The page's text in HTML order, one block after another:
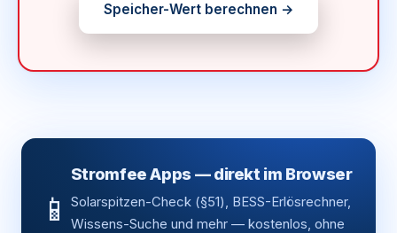
Speicher-Wert berechnen →
📱
Stromfee Apps — direkt im Browser
Solarspitzen-Check (§51), BESS-Erlösrechner,
Wissens-Suche und mehr — kostenlos, ohne